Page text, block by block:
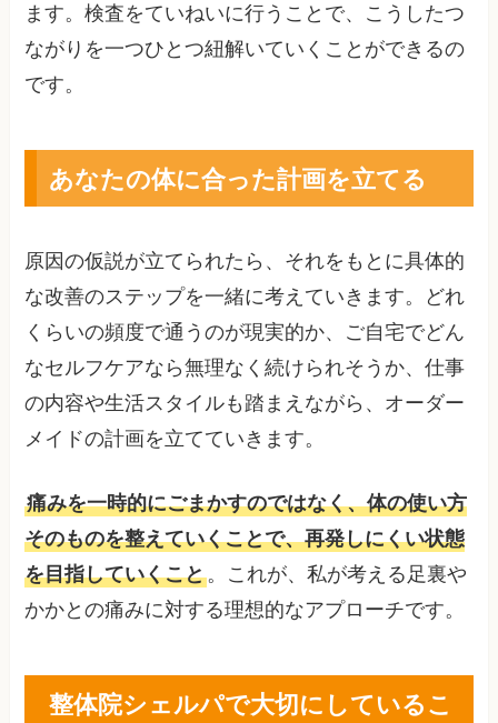
ます。検査をていねいに行うことで、こうしたつ
ながりを一つひとつ紐解いていくことができるの
です。
あなたの体に合った計画を立てる
原因の仮説が立てられたら、それをもとに具体的
な改善のステップを一緒に考えていきます。どれ
くらいの頻度で通うのが現実的か、ご自宅でどん
なセルフケアなら無理なく続けられそうか、仕事
の内容や生活スタイルも踏まえながら、オーダー
メイドの計画を立てていきます。
痛みを一時的にごまかすのではなく、体の使い方
そのものを整えていくことで、再発しにくい状態
を目指していくこと。これが、私が考える足裏や
かかとの痛みに対する理想的なアプローチです。
整体院シェルパで大切にしているこ